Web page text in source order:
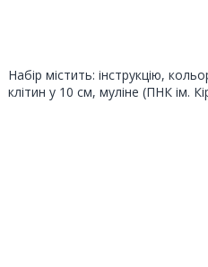
Набір містить: інструкцію,
клітин у 10 см, муліне (ПНК ім.